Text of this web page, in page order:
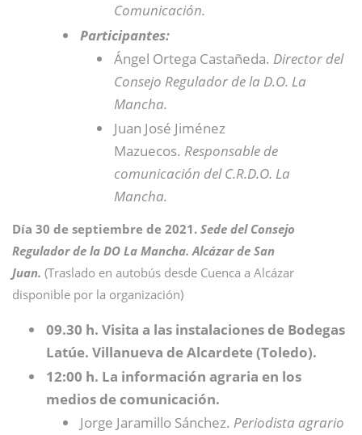
Comunicación.
Participantes:
Ángel Ortega Castañeda. Director del
Consejo Regulador de la D.O. La
Mancha.
Juan José Jiménez
Mazuecos. Responsable de
comunicación del C.R.D.O. La
Mancha.
Día 30 de septiembre de 2021. Sede del Consejo
Regulador de la DO La Mancha. Alcázar de San
Juan. (Traslado en autobús desde Cuenca a Alcázar
disponible por la organización)
09.30 h. Visita a las instalaciones de Bodegas
Latúe. Villanueva de Alcardete (Toledo).
12:00 h. La información agraria en los
medios de comunicación.
Jorge Jaramillo Sánchez. Periodista agrario